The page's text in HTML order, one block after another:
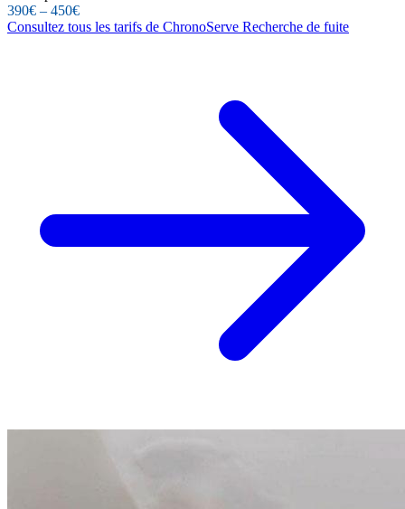
390€ – 450€
Consultez tous les tarifs de ChronoServe Recherche de fuite